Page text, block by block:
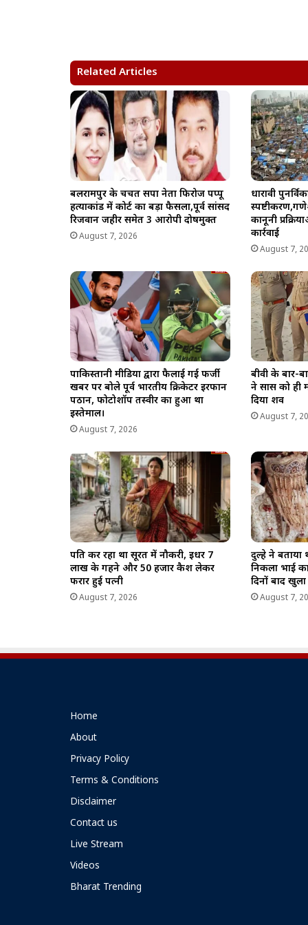
A
p
p
o
o
k
r
a
m
i
k
Related Articles
बलरामपुर के चर्चित सपा नेता फिरोज पप्पू
हत्याकांड में कोर्ट का बड़ा फैसला,पूर्व सांसद
रिजवान जहीर समेत 3 आरोपी दोषमुक्त
August 7, 2026
धारावी
कानूनी
कार्रवाई
August 7,
पाकिस्तानी मीडिया द्वारा फैलाई गई फर्जी
खबर पर बोले पूर्व भारतीय क्रिकेटर इरफान
पठान, फोटोशॉप तस्वीर का हुआ था
इस्तेमाल।
August 7, 2026
बीवी के बार-
ने सास को ही
दिया शव
August 7,
पति कर रहा था सूरत में नौकरी, इधर 7
लाख के गहने और 50 हजार कैश लेकर
फरार हुई पत्नी
August 7, 2026
दुल्हे ने बताया
निकला भाई
दिनों बाद
August 7,
Home
About
Privacy Policy
Terms & Conditions
Disclaimer
Contact us
Live Stream
Videos
Bharat Trending